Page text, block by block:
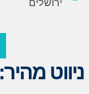
ירושלים
ניווט מהיר: